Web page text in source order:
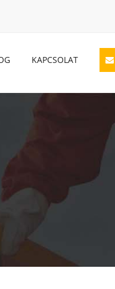
KAPCSOLAT